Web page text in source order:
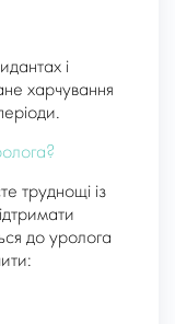
і
харчування
труднощі із
до уролога